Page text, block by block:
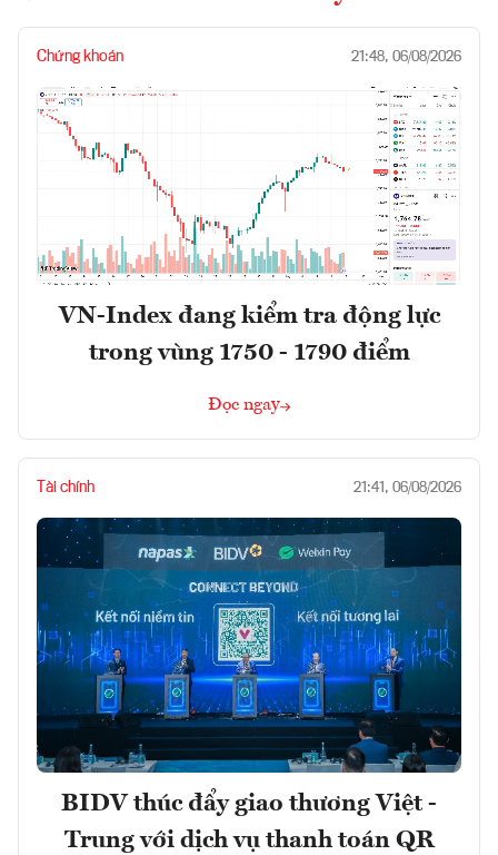
Chứng khoán 21:48, 06/08/2026
VN-Index đang kiểm tra động lực
trong vùng 1750 - 1790 điểm
Đọc ngay
Tài chính 21:41, 06/08/2026
BIDV thúc đẩy giao thương Việt -
Trung với dịch vụ thanh toán QR